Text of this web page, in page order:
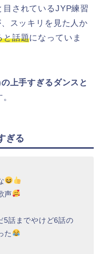
されているJYP練習
スッキリを見た人か
と話題になっていま
上手すぎるダンスと
ぎる
声
5話までやけど6話の
た